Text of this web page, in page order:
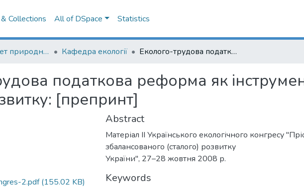
Collections All of DSpace Statistics
005. Факультет природничих наук Кафедра екології Еколого-трудова податкова реформа як інструмент реалізації стратегії сталого розвитку: [препринт]
податкова реформа як інструмент
[препринт]
2.pdf(155.02 KB)
Abstract
Матеріал ІІ Українського екологічного конгресу
збалансованого (сталого) розвитку
України", 27–28 жовтня 2008 р.
Keywords